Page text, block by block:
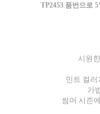
TP2453 품번으로
시원
민트 컬러
가
썸머 시즌